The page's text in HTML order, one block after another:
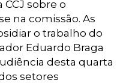
sobre o
na comissão. As
o trabalho do
Eduardo Braga
desta quarta
setores